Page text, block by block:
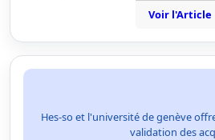
Voir l'Article
Hes-so et l'université de genève
validation des